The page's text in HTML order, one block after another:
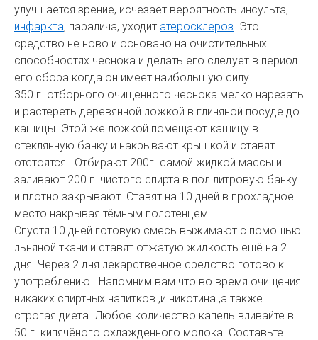
улучшается зрение, исчезает вероятность инсульта,
инфаркта, паралича, уходит атеросклероз. Это
средство не ново и основано на очистительных
способностях чеснока и делать его следует в период
его сбора когда он имеет наибольшую силу.
350 г. отборного очищенного чеснока мелко нарезать
и растереть деревянной ложкой в глиняной посуде до
кашицы. Этой же ложкой помещают кашицу в
стеклянную банку и накрывают крышкой и ставят
отстоятся . Отбирают 200г .самой жидкой массы и
заливают 200 г. чистого спирта в пол литровую банку
и плотно закрывают. Ставят на 10 дней в прохладное
место накрывая тёмным полотенцем.
Спустя 10 дней готовую смесь выжимают с помощью
льняной ткани и ставят отжатую жидкость ещё на 2
дня. Через 2 дня лекарственное средство готово к
употреблению . Напомним вам что во время очищения
никаких спиртных напитков ,и никотина ,а также
строгая диета. Любое количество капель вливайте в
50 г. кипячёного охлажденного молока. Составьте